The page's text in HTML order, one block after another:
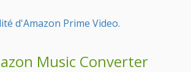
d'Amazon Prime Video.
Music Converter